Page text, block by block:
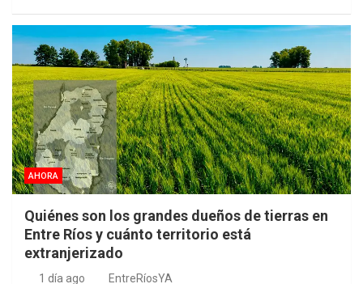
AHORA
Quiénes son los grandes dueños de tierras en
Entre Ríos y cuánto territorio está
extranjerizado
1 día ago EntreRíosYA